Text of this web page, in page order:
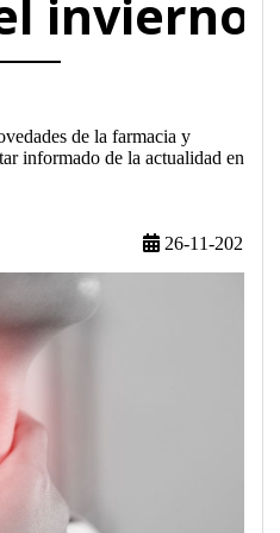
invierno
de la farmacia y
informado de la actualidad en
26-11-2025